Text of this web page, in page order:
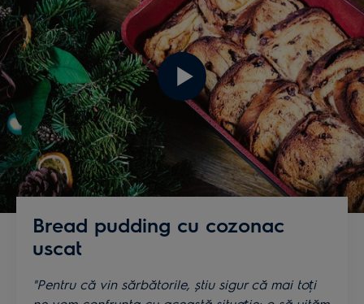
Bread pudding cu cozonac
uscat
"Pentru că vin sărbătorile, știu sigur că mai toți